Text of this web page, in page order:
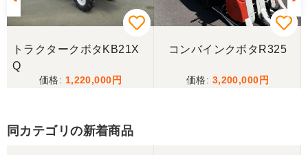
購入から引き取りまでスムーズでした。ありがとう
ございました。
当方の要望に対して、素早く対応していただき感謝
トラクタークボタKB21X
Q
1,220,000
コンバインクボタR325
3,200,000
同カテゴリの新着商品